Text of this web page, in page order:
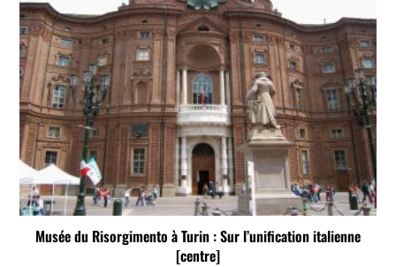
Musée du Risorgimento à Turin : Sur l’unification italienne
[centre]